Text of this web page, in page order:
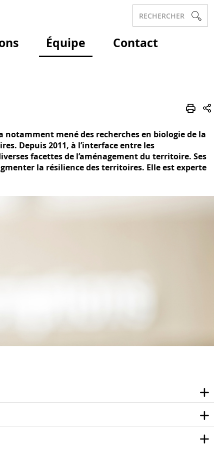
RECHERCHER
Équipe Contact
notamment mené des recherches en biologie de la
Depuis 2011, à l’interface entre les
facettes de l’aménagement du territoire. Ses
la résilience des territoires. Elle est experte